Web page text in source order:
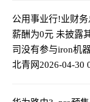
公用事业行!业财
薪酬为0元 未披露
司没有参与iron机
北青网2026-04-30